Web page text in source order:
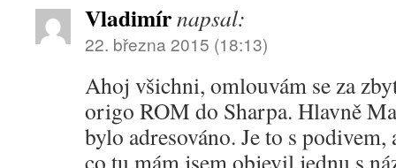
Vladimírnapsal:
22. března 2015 (18:13)
Ahoj všichni, omlouvám se za
origo ROM do Sharpa. Hlavně
bylo adresováno. Je to s podivem,
co tu mám jsem objevil jednu s